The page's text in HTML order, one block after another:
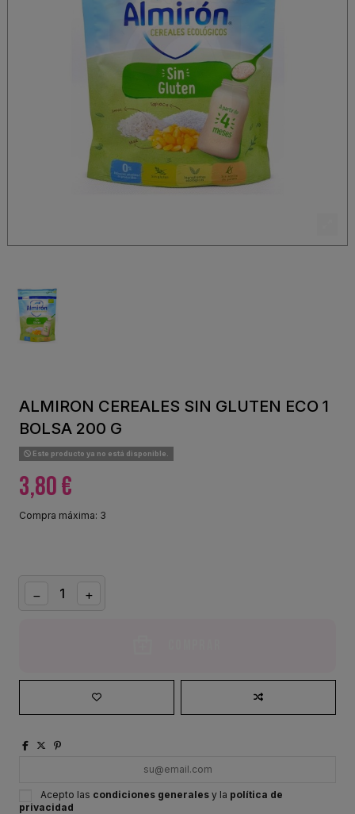
ALMIRON CEREALES SIN GLUTEN ECO 1
BOLSA 200 G
Este producto ya no está disponible.
3,80 €
Compra máxima: 3
Acepto las condiciones generales y la política de
privacidad